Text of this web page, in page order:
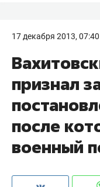
17 декабря 2013, 07:40
признал
после
военный